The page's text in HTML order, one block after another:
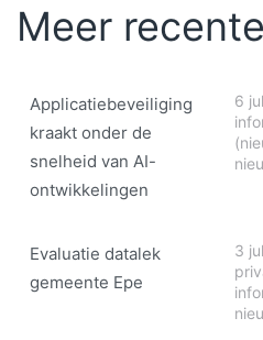
Meer
Applicatiebeveiliging
kraakt onder de
snelheid van AI-
ontwikkelingen
6
Evaluatie datalek
gemeente Epe
3